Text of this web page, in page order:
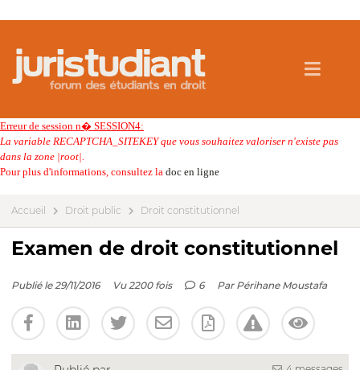
Erreur de session n� SESSION4:
La variable RECAPTCHA_SITEKEY que vous souhaitez valoriser n'existe pas
dans la zone |root|.
Pour plus d'informations, consultez la doc en ligne
Accueil Droit public Droit constitutionnel
Examen de droit constitutionnel
Publié le 29/11/2016 Vu 2200 fois 6 Par Périhane Moustafa